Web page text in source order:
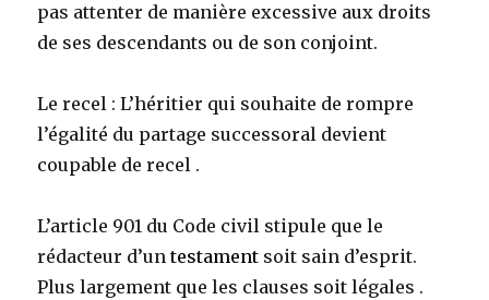
pas attenter de manière excessive aux droits
de ses descendants ou de son conjoint.
Le recel : L’héritier qui souhaite de rompre
l’égalité du partage successoral devient
coupable de recel .
L’article 901 du Code civil stipule que le
rédacteur d’untestament soit sain d’esprit.
Plus largement que les clauses soit légales .